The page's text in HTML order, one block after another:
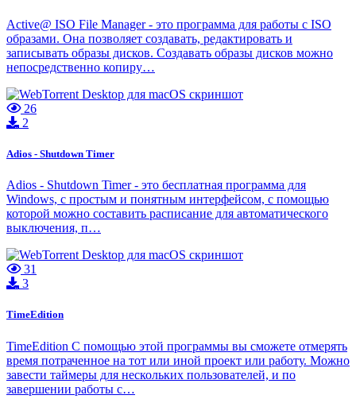
Active@ ISO File Manager - это программа для работы с ISO
образами. Она позволяет создавать, редактировать и
записывать образы дисков. Создавать образы дисков можно
непосредственно копиру…
26
2
Adios - Shutdown Timer
Adios - Shutdown Timer - это бесплатная программа для
Windows, с простым и понятным интерфейсом, с помощью
которой можно составить расписание для автоматического
выключения, п…
31
3
TimeEdition
TimeEdition С помощью этой программы вы сможете отмерять
время потраченное на тот или иной проект или работу. Можно
завести таймеры для нескольких пользователей, и по
завершении работы с…